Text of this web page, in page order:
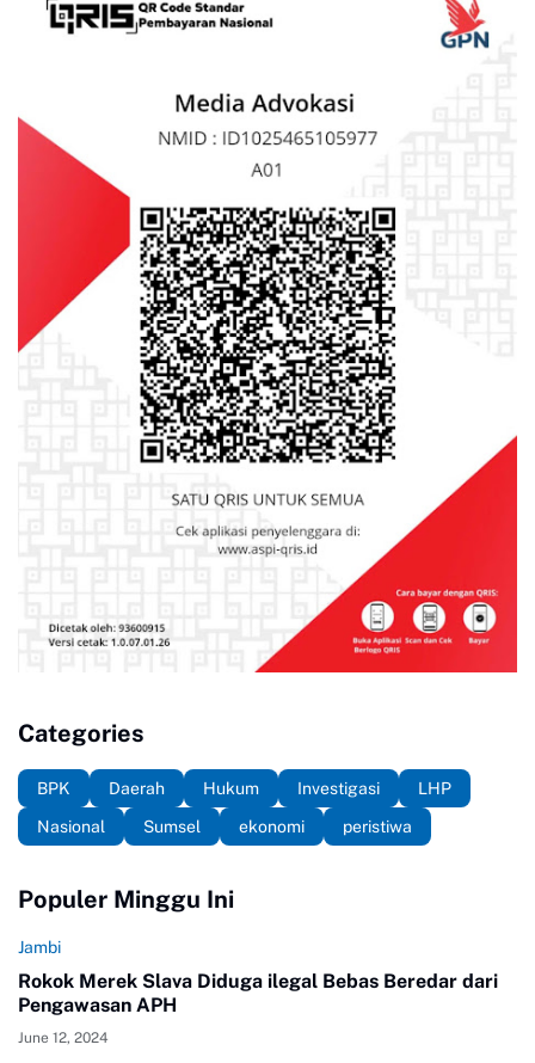
Categories
BPK Daerah Hukum Investigasi
LHP
Nasional
Sumsel ekonomi peristiwa
Populer Minggu Ini
Jambi
Rokok Merek Slava Diduga ilegal Bebas Beredar dari
Pengawasan APH
June 12, 2024